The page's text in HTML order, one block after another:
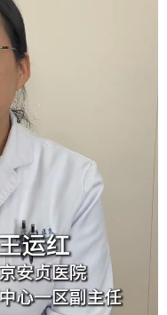
娱乐
书画
投教基地
河北 山西
上海
福建 江西
湖北 湖南